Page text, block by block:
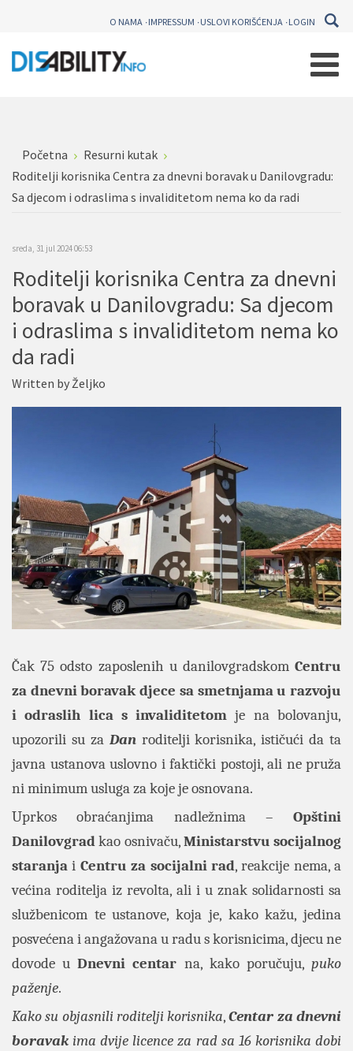
O NAMA IMPRESSUM USLOVI KORIŠĆENJA LOGIN
Početna
Resurni kutak
Roditelji korisnika Centra za dnevni boravak u Danilovgradu:
Sa djecom i odraslima s invaliditetom nema ko da radi
sreda, 31 jul 2024 06:53
Roditelji korisnika Centra za dnevni
boravak u Danilovgradu: Sa djecom
i odraslima s invaliditetom nema ko
da radi
Written byŽeljko
Čak 75 odsto zaposlenih u danilovgradskom Centru
za dnevni boravak djece sa smetnjama u razvoju
i odraslih lica s invaliditetom je na bolovanju,
upozorili su za Danroditelji korisnika, ističući da ta
javna ustanova uslovno i faktički postoji, ali ne pruža
ni minimum usluga za koje je osnovana.
Uprkos obraćanjima nadležnima – Opštini
Danilovgradkao osnivaču,Ministarstvu socijalnog
staranja i Centru za socijalni rad, reakcije nema, a
većina roditelja iz revolta, ali i u znak solidarnosti sa
službenicom te ustanove, koja je, kako kažu, jedina
posvećena i angažovana u radu s korisnicima, djecu ne
dovode uDnevni centar na, kako poručuju,puko
paženje.
Kako su objasnili roditelji korisnika,Centar za dnevni
boravak ima dvije licence za rad sa 16 korisnika dobi